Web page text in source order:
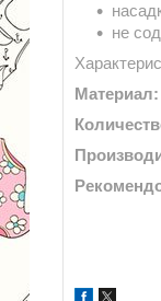
не
Материал: